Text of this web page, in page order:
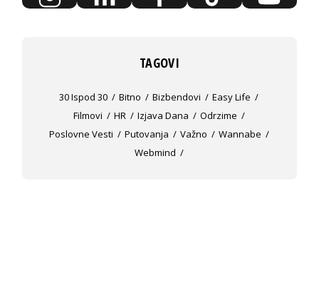
TAGOVI
30 Ispod 30 Bitno Bizbendovi
Easy Life
Filmovi
HR Izjava Dana
Odrzime
Poslovne Vesti
Putovanja Važno
Wannabe
Webmind